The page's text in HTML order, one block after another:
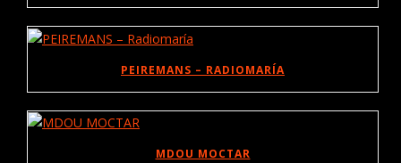
PEIREMANS – RADIOMARÍA
MDOU MOCTAR